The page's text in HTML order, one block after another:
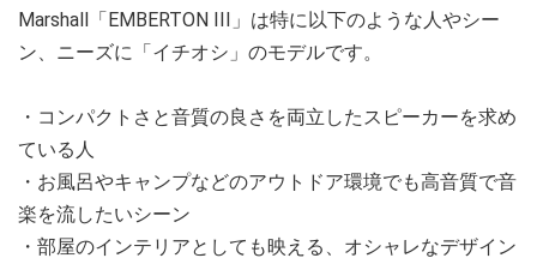
Marshall「EMBERTON III」は特に以下のような人やシー
ン、ニーズに「イチオシ」のモデルです。
・コンパクトさと音質の良さを両立したスピーカーを求め
ている人
・お風呂やキャンプなどのアウトドア環境でも高音質で音
楽を流したいシーン
・部屋のインテリアとしても映える、オシャレなデザイン